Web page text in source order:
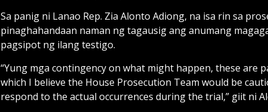
Sa panig ni Lanao Rep. Zia Alonto Adiong, na isa rin sa
pinaghahandaan naman ng tagausig ang anumang
pagsipot ng ilang testigo.
“Yung mga contingency on what might happen, these are
which I believe the House Prosecution Team would be
respond to the actual occurrences during the trial,” giit ni